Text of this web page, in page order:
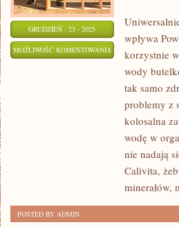
GRUDZIEŃ - 23 - 2025
MOŻLIWOŚĆ KOMENTOWANIA
DIETĘ
JEST
TRUDNE.
WIELE
TRUDNIEJ
JEST
JUŻ
wpływa
korzystnie
wody
tak samo
problemy z
kolosalna
wodę w
nie nadają
Calivita,
minerałów,
POSTED BY ADMIN